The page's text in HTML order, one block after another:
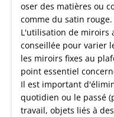
oser des matières ou
comme du satin rouge.
L'utilisation de miroirs
conseillée pour varier
les miroirs fixes au
point essentiel
Il est important
quotidien ou le passé
travail, objets liés à